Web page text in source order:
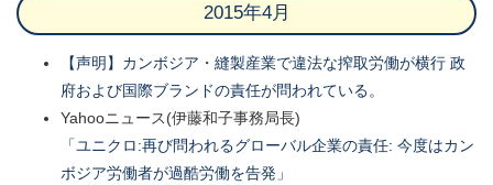
2015年4月
【声明】カンボジア・縫製産業で違法な搾取労働が横行 政
府および国際ブランドの責任が問われている。
Yahooニュース(伊藤和子事務局長)
「ユニクロ:再び問われるグローバル企業の責任: 今度はカン
ボジア労働者が過酷労働を告発」